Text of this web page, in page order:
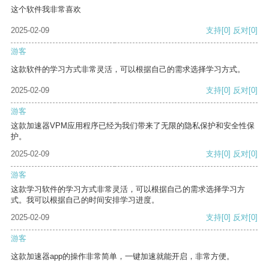
这个软件我非常喜欢
2025-02-09 支持[0] 反对[0]
游客
这款软件的学习方式非常灵活，可以根据自己的需求选择学习方式。
2025-02-09 支持[0] 反对[0]
游客
这款加速器VPM应用程序已经为我们带来了无限的隐私保护和安全性保
护。
2025-02-09
支持[0] 反对[0]
游客
这款学习软件的学习方式非常灵活，可以根据自己的需求选择学习方
式。我可以根据自己的时间安排学习进度。
2025-02-09
支持[0] 反对[0]
游客
这款加速器app的操作非常简单，一键加速就能开启，非常方便。